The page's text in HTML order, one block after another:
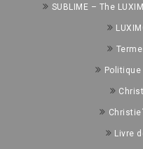
SUBLIME – The
Livre